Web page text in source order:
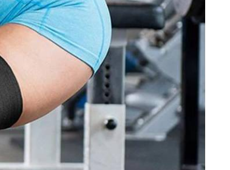
تمارين القلب أو الوزن 🌙